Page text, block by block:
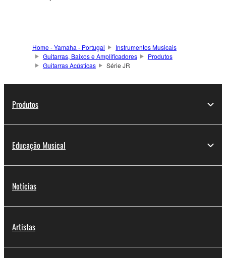
Home - Yamaha - Portugal
Instrumentos Musicais
Guitarras, Baixos e Amplificadores
Produtos
Guitarras Acústicas
Série JR
Produtos
Educação Musical
Notícias
Artistas